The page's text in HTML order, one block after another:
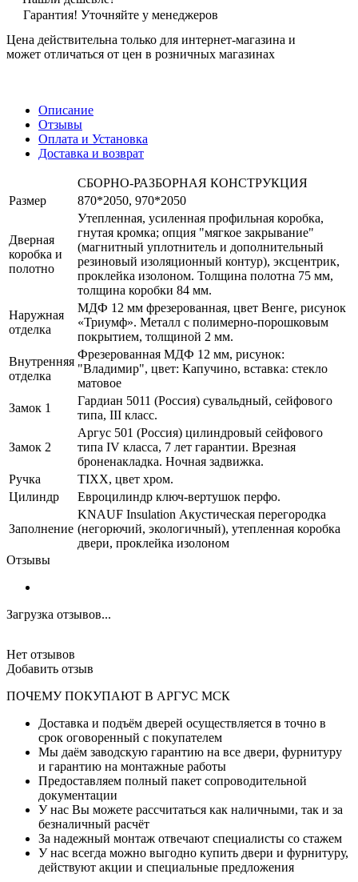
Гарантия! Уточняйте у менеджеров
Цена действительна только для интернет-магазина и
может отличаться от цен в розничных магазинах
Описание
Отзывы
Оплата и Установка
Доставка и возврат
СБОРНО-РАЗБОРНАЯ КОНСТРУКЦИЯ
Размер
870*2050, 970*2050
Дверная
коробка и
полотно
Утепленная, усиленная профильная коробка,
гнутая кромка; опция "мягкое закрывание"
(магнитный уплотнитель и дополнительный
резиновый изоляционный контур), эксцентрик,
проклейка изолоном. Толщина полотна 75 мм,
толщина коробки 84 мм.
Наружная
отделка
МДФ 12 мм фрезерованная, цвет Венге, рисунок
«Триумф». Металл с полимерно-порошковым
покрытием, толщиной 2 мм.
Внутренняя
отделка
Фрезерованная МДФ 12 мм, рисунок:
"Владимир", цвет: Капучино, вставка: стекло
матовое
Замок 1
Гардиан 5011 (Россия) сувальдный, сейфового
типа, III класс.
Замок 2
Аргус 501 (Россия) цилиндровый сейфового
типа IV класса, 7 лет гарантии. Врезная
броненакладка. Ночная задвижка.
Ручка
TIXX, цвет хром.
Цилиндр
Евроцилиндр ключ-вертушок перфо.
Заполнение
KNAUF Insulation Акустическая перегородка
(негорючий, экологичный), утепленная коробка
двери, проклейка изолоном
Отзывы
Загрузка отзывов...
Нет отзывов
Добавить отзыв
ПОЧЕМУ ПОКУПАЮТ В АРГУС МСК
Доставка и подъём дверей осуществляется в точно в
срок оговоренный с покупателем
Мы даём заводскую гарантию на все двери, фурнитуру
и гарантию на монтажные работы
Предоставляем полный пакет сопроводительной
документации
У нас Вы можете рассчитаться как наличными, так и за
безналичный расчёт
За надежный монтаж отвечают специалисты со стажем
У нас всегда можно выгодно купить двери и фурнитуру,
действуют акции и специальные предложения